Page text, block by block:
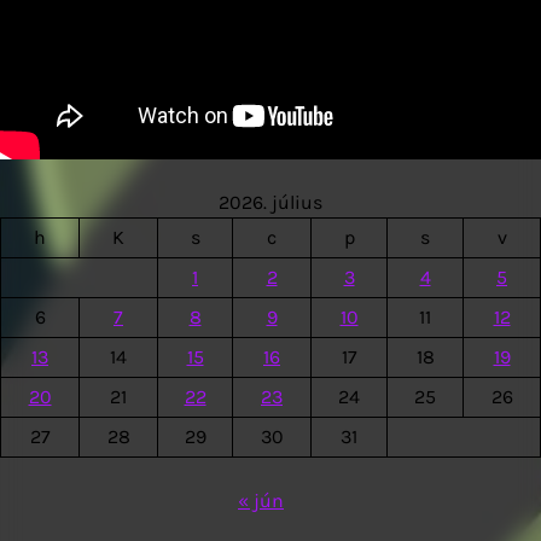
2026. július
h
K s c p s
v
1
2 3 4
5
6
7 8 9 10 11
12
13
14 15 16 17 18
19
20
21 22 23 24 25
26
27
28 29 30 31
« jún